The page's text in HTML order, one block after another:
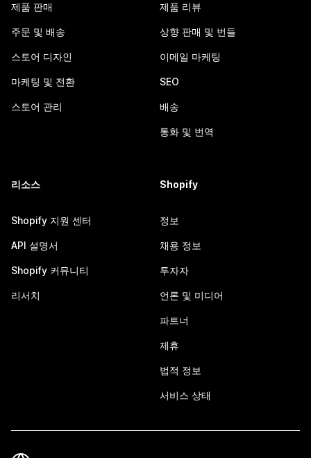
제품 판매
주문 및 배송
스토어 디자인
마케팅 및 전환
스토어 관리
제품 리뷰
상향 판매 및 번들
이메일 마케팅
SEO
배송
통화 및 번역
리소스
Shopify 지원 센터
API 설명서
Shopify 커뮤니티
리서치
Shopify
정보
채용 정보
투자자
언론 및 미디어
파트너
제휴
법적 정보
서비스 상태